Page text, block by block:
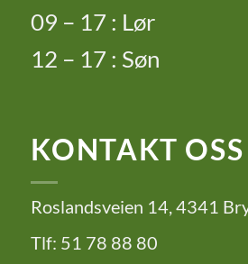
09 – 17 : Lør
12 – 17 : Søn
KONTAKT OSS
Roslandsveien 14, 4341
Tlf: 51 78 88 80